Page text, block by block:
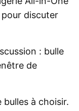
discuter
: bulle
de
bulles à choisir.